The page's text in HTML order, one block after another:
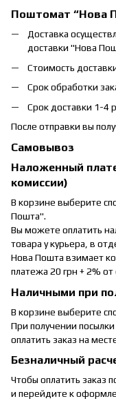
Поштомат “Нова
Доставка
доставки "Нова
Стоимость
Срок обработки
Срок доставки 1-4
После отправки вы
Самовывоз
Наложенный
комиссии)
В корзине выберите
Пошта".
Вы можете оплатить
товара у курьера, в
Нова Пошта взимает
платежа 20 грн + 2%
Наличными при
В корзине выберите
При получении
оплатить заказ на
Безналичный
Чтобы оплатить заказ
и перейдите к